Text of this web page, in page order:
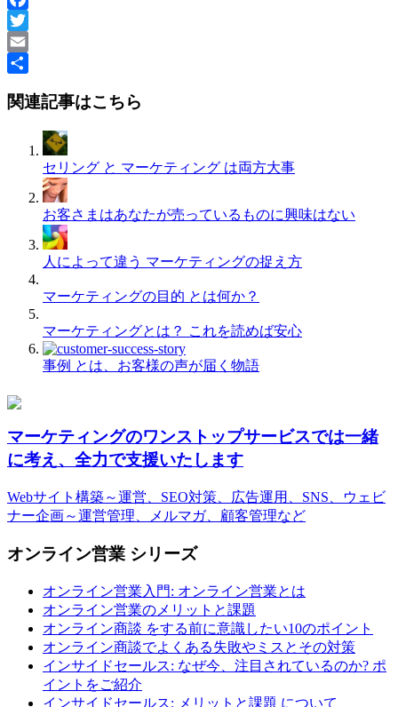
Facebook
Twitter
Email
有
関連記事はこちら
セリング と マーケティング は両方大事
お客さまはあなたが売っているものに興味はない
人によって違う マーケティングの捉え方
マーケティングの目的 とは何か？
マーケティングとは？ これを読めば安心
事例 とは、お客様の声が届く物語
マーケティングのワンストップサービスでは一緒
に考え、全力で支援いたします
Webサイト構築～運営、SEO対策、広告運用、SNS、ウェビ
ナー企画～運営管理、メルマガ、顧客管理など
オンライン営業 シリーズ
オンライン営業入門: オンライン営業とは
オンライン営業のメリットと課題
オンライン商談 をする前に意識したい10のポイント
オンライン商談でよくある失敗やミスとその対策
インサイドセールス: なぜ今、注目されているのか? ポ
イントをご紹介
インサイドセールス: メリットと課題 について